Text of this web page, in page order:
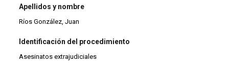
Apellidos y nombre
Ríos González, Juan
Identificación del procedimiento
Asesinatos extrajudiciales